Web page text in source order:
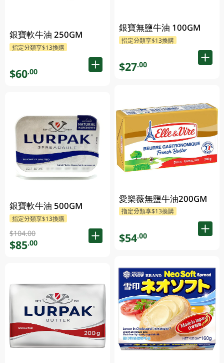
銀寶軟牛油 250GM
指定分類享$13換購
$60.00
銀寶軟牛油 500GM
指定分類享$13換購
$104.00
$85.00
銀寶無鹽牛油 100GM
指定分類享$13換購
$27.00
愛樂薇無鹽牛油200GM
指定分類享$13換購
$54.00